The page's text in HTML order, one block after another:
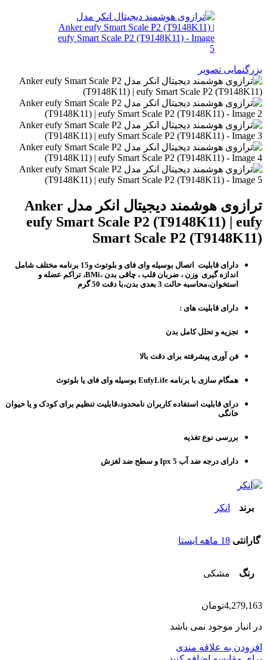
بزرگنمایی تصویر
ترازوی هوشمند دیجیتال انکر مدل Anker
eufy Smart Scale P2 (T9148K11) | eufy
Smart Scale P2 (T9148K11)
دارای قابلیت اتصال بوسیله وای فای و بلوتوث و15 برنامه مختلف شامل
اندازه گیری وزن ، ضربان قلب ، چاقی بدن ،BMi، تراکم عضله و
استخوان،محاسبه حالت 3 بعدی بدن،با دقت 50 گرم
دارای قابلیت های :
تجزیه و تحلل کامل بدن
فن آوری پیشرفته برای دقت بالا
همگام سازی با برنامه EufyLife بوسیله وای فای یا بلوتوث
درای قابلیت استفاده کاربران نامحدود،قابلیت تنظیم برای کودک و یا حیوان
خانگی
بررسی نوع تغذیه
دارای درجه ضد آب Ipx 5 و سطح ضد لغزش
برند انکر
گارانتی 18 ماهه ایستا
رنگ مشکی
4,279,163تومان
در انبار موجود نمی باشد
افزودن به علاقه مندی